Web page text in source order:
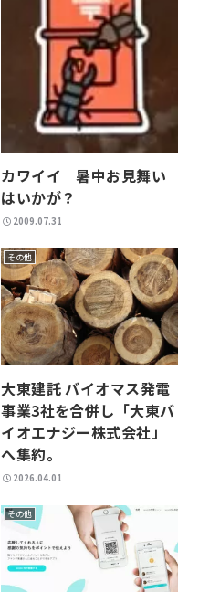
カワイイ 暑中お見舞い
はいかが？
2009.07.31
その他
大東建託 バイオマス発電
事業3社を合併し「大東バ
イオエナジー株式会社」
へ集約。
2026.04.01
その他